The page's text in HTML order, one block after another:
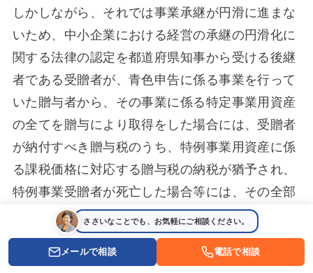
しかしながら、それでは事業承継が円滑に進まな
いため、中小企業における経営の承継の円滑化に
関する法律の認定を都道府県知事から受ける後継
者である受贈者が、青色申告に係る事業を行って
いた贈与者から、その事業に係る特定事業用資産
の全てを贈与により取得をした場合には、受贈者
が納付すべき贈与税のうち、特例事業用資産に係
る課税価格に対応する贈与税の納税が猶予され、
特例事業受贈者が死亡した場合等には、その全部
または一部が免除されるという特例があります。
(3) 住宅取得等資金の贈与を受ける場合の特例
ささいなことでも、お気軽にご相談ください。
メールで相談 電話で相談